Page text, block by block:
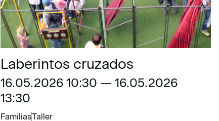
Laberintos cruzados
16.05.2026 10:30 — 16.05.2026
13:30
FamiliasTaller